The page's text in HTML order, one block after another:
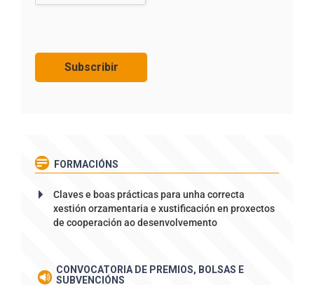
FORMACIÓNS
Claves e boas prácticas para unha correcta
xestión orzamentaria e xustificación en proxectos
de cooperación ao desenvolvemento
CONVOCATORIA DE PREMIOS, BOLSAS E
SUBVENCIÓNS